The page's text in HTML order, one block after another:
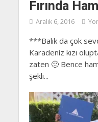
Fırında
Aralık 6, 2016
***Balık da çok
Karadeniz kızı
zaten 🙂 Bence
şekli...